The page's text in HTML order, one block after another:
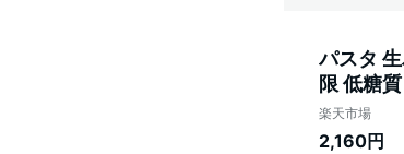
パスタ
限 低糖
【DS02
楽天市場
2,160円